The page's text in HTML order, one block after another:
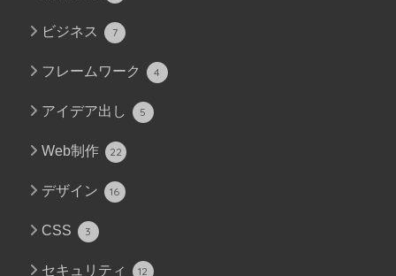
ビジネス 7
フレームワーク 4
アイデア出し 5
Web制作 22
デザイン 16
CSS 3
セキュリティ 12